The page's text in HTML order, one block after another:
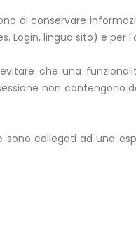
di conservare
lingua sito) e per
che una
non contengono
collegati ad una